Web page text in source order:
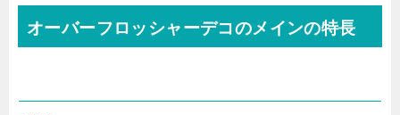
オーバーフロッシャーデコのメインの特長